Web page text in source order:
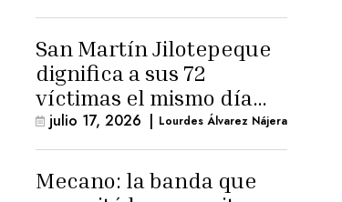
San Martín Jilotepeque
dignifica a sus 72
víctimas el mismo día
que Benedicto Lucas
logra arresto
domiciliario
julio 17, 2026 | Lourdes Álvarez Nájera
Mecano: la banda que